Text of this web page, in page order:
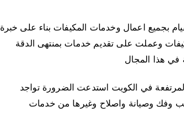
بجميع اعمال وخدمات المكيفات بناء على خبرة
وعملت على تقديم خدمات بمنتهى الدقة
في هذا المجال
في الكويت استدعت الضرورة تواجد
وفك وصيانة واصلاح وغيرها من خدمات